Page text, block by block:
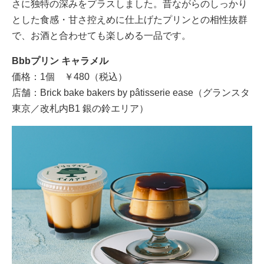
さに独特の深みをプラスしました。昔ながらのしっかり
とした食感・甘さ控えめに仕上げたプリンとの相性抜群
で、お酒と合わせても楽しめる一品です。
Bbbプリン キャラメル
価格：1個 ￥480（税込）
店舗：Brick bake bakers by pâtisserie ease（グランスタ
東京／改札内B1 銀の鈴エリア）